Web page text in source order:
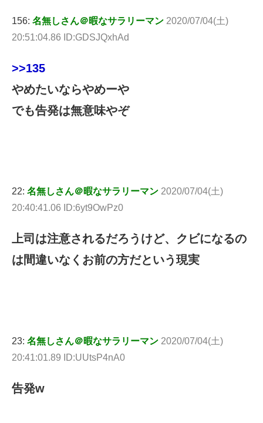
156: 名無しさん＠暇なサラリーマン 2020/07/04(土)
20:51:04.86 ID:GDSJQxhAd
>>135
やめたいならやめーや
でも告発は無意味やぞ
22: 名無しさん＠暇なサラリーマン 2020/07/04(土)
20:40:41.06 ID:6yt9OwPz0
上司は注意されるだろうけど、クビになるの
は間違いなくお前の方だという現実
23: 名無しさん＠暇なサラリーマン 2020/07/04(土)
20:41:01.89 ID:UUtsP4nA0
告発w